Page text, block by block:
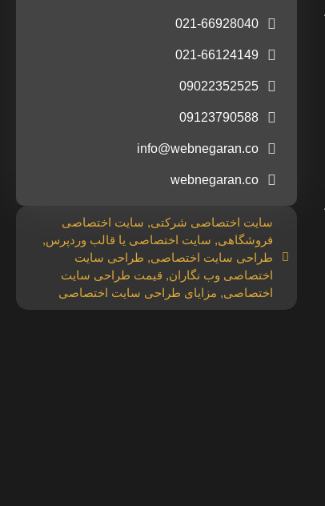
021-66928040
021-66124149
09022352525
09123790588
info@webnegaran.co
webnegaran.co
سایت اختصاصی شرکتی, سایت اختصاصی
فروشگاهی, سایت اختصاصی یا قالب وردپرس,
طراحی سایت اختصاصی, طراحی سایت
اختصاصی وب نگاران, قیمت طراحی سایت
اختصاصی, مزایای طراحی سایت اختصاصی